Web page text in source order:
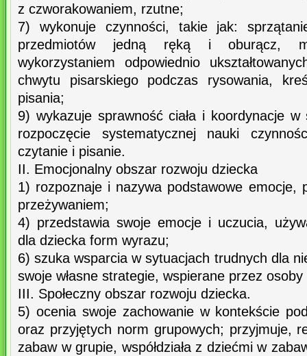
z czworakowaniem, rzutne;
7) wykonuje czynności, takie jak:
przedmiotów jedną ręką i oburącz,
wykorzystaniem odpowiednio
chwytu pisarskiego podczas rysowania,
pisania;
9) wykazuje sprawność ciała i koordynacje
rozpoczęcie systematycznej nauki
czytanie i pisanie.
II. Emocjonalny obszar rozwoju dziecka
1) rozpoznaje i nazywa podstawowe emocje,
przeżywaniem;
4) przedstawia swoje emocje i uczucia,
dla dziecka form wyrazu;
6) szuka wsparcia w sytuacjach trudnych dla
swoje własne strategie, wspierane przez
III. Społeczny obszar rozwoju dziecka.
5) ocenia swoje zachowanie w kontekście
oraz przyjętych norm grupowych; przyjmuje,
zabaw w grupie, współdziała z dziećmi w